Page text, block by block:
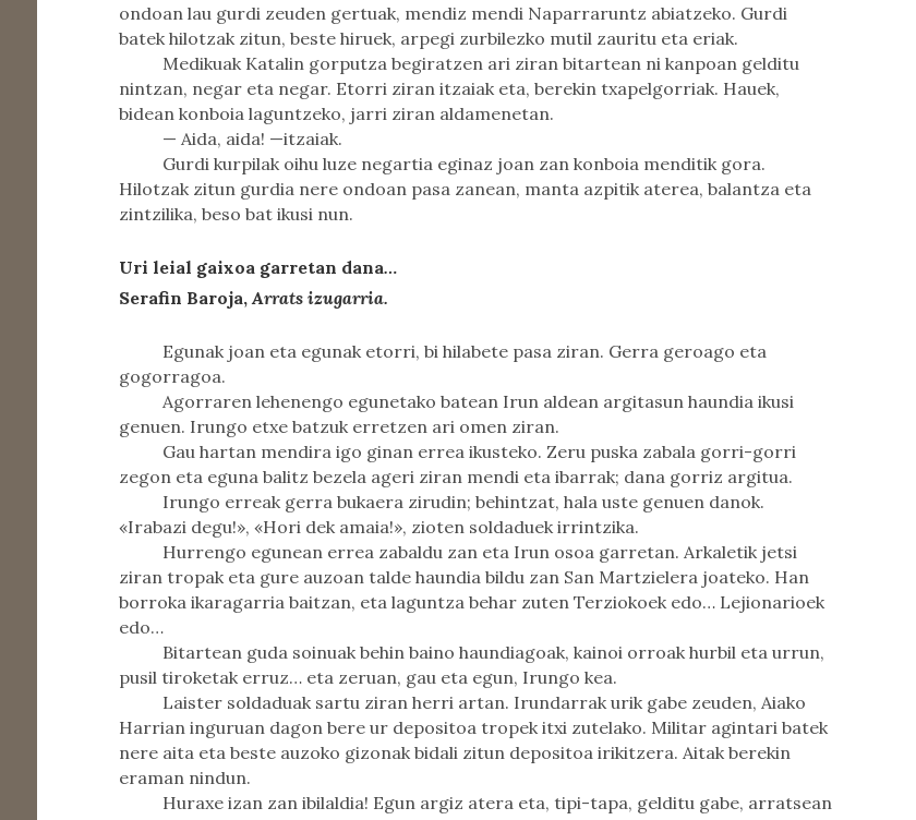
ondoan lau gurdi zeuden gertuak, mendiz mendi Naparraruntz abiatzeko. Gurdi
batek hilotzak zitun, beste hiruek, arpegi zurbilezko mutil zauritu eta eriak.
Medikuak Katalin gorputza begiratzen ari ziran bitartean ni kanpoan gelditu
nintzan, negar eta negar. Etorri ziran itzaiak eta, berekin txapelgorriak. Hauek,
bidean konboia laguntzeko, jarri ziran aldamenetan.
— Aida, aida! —itzaiak.
Gurdi kurpilak oihu luze negartia eginaz joan zan konboia menditik gora.
Hilotzak zitun gurdia nere ondoan pasa zanean, manta azpitik aterea, balantza eta
zintzilika, beso bat ikusi nun.
Uri leial gaixoa garretan dana…
Serafin Baroja,Arrats izugarria.
Egunak joan eta egunak etorri, bi hilabete pasa ziran. Gerra geroago eta
gogorragoa.
Agorraren lehenengo egunetako batean Irun aldean argitasun haundia ikusi
genuen. Irungo etxe batzuk erretzen ari omen ziran.
Gau hartan mendira igo ginan errea ikusteko. Zeru puska zabala gorri-gorri
zegon eta eguna balitz bezela ageri ziran mendi eta ibarrak; dana gorriz argitua.
Irungo erreak gerra bukaera zirudin; behintzat, hala uste genuen danok.
«Irabazi degu!», «Hori dek amaia!», zioten soldaduek irrintzika.
Hurrengo egunean errea zabaldu zan eta Irun osoa garretan. Arkaletik jetsi
ziran tropak eta gure auzoan talde haundia bildu zan San Martzielera joateko. Han
borroka ikaragarria baitzan, eta laguntza behar zuten Terziokoek edo… Lejionarioek
edo…
Bitartean guda soinuak behin baino haundiagoak, kainoi orroak hurbil eta urrun,
pusil tiroketak erruz… eta zeruan, gau eta egun, Irungo kea.
Laister soldaduak sartu ziran herri artan. Irundarrak urik gabe zeuden, Aiako
Harrian inguruan dagon bere ur depositoa tropek itxi zutelako. Militar agintari batek
nere aita eta beste auzoko gizonak bidali zitun depositoa irikitzera. Aitak berekin
eraman nindun.
Huraxe izan zan ibilaldia! Egun argiz atera eta, tipi-tapa, gelditu gabe, arratsean